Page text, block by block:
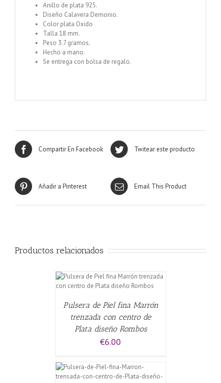
Anillo de plata 925.
Diseño Calavera Demonio.
Color plata Oxido
Talla 18 mm.
Peso 3.7 gramos.
Hecho a mano.
Se entrega con bolsa de regalo.
Compartir En Facebook Twitear este producto
Añadir a Pinterest Email This Product
Productos relacionados
Pulsera de Piel fina Marrón
trenzada con centro de
Plata diseño Rombos
€6.00